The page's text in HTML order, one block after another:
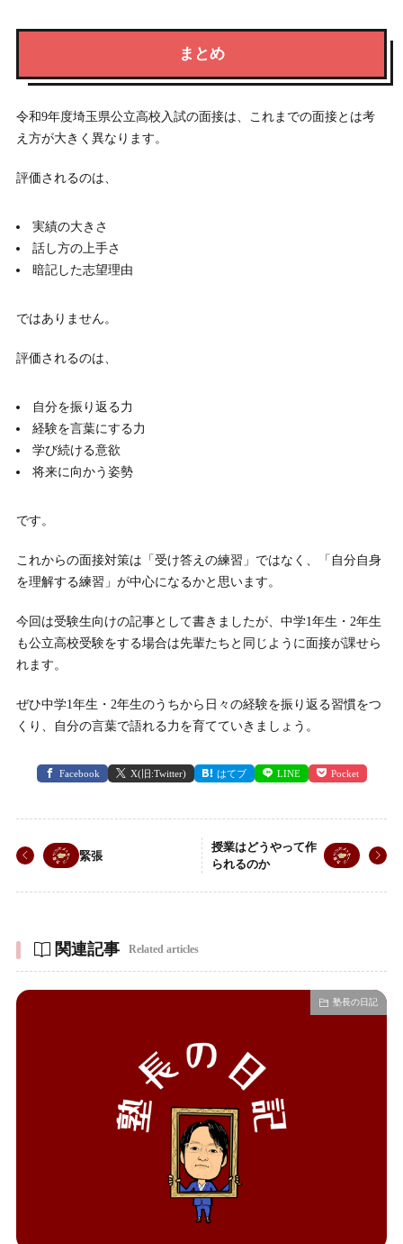
まとめ
令和9年度埼玉県公立高校入試の面接は、これまでの面接とは考
え方が大きく異なります。
評価されるのは、
実績の大きさ
話し方の上手さ
暗記した志望理由
ではありません。
評価されるのは、
自分を振り返る力
経験を言葉にする力
学び続ける意欲
将来に向かう姿勢
です。
これからの面接対策は「受け答えの練習」ではなく、「自分自身
を理解する練習」が中心になるかと思います。
今回は受験生向けの記事として書きましたが、中学1年生・2年生
も公立高校受験をする場合は先輩たちと同じように面接が課せら
れます。
ぜひ中学1年生・2年生のうちから日々の経験を振り返る習慣をつ
くり、自分の言葉で語れる力を育てていきましょう。
Facebook X(旧:Twitter) はてブ LINE Pocket
緊張
授業はどうやって作
られるのか
関連記事 Related articles
塾長の日記